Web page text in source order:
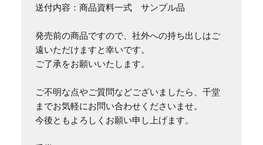
送付内容：商品資料一式　サンプル品
発売前の商品ですので、社外への持ち出しはご
遠いただけますと幸いです。
ご了承をお願いいたします。
ご不明な点やご質問などございましたら、千堂
までお気軽にお問い合わせくださいませ。
今後ともよろしくお願い申し上げます。